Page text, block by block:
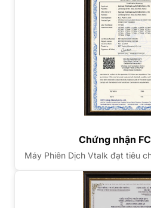
Chứng nhận
Máy Phiên Dịch Vtalk đạt tiêu